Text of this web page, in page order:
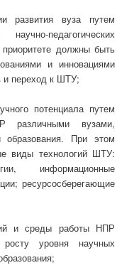
развития вуза путем
педагогических
должны быть
и инновациями
и переход к ШТУ;
потенциала путем
различными вузами,
образования. При этом
виды технологий ШТУ:
информационные
ресурсосберегающие
и среды работы НПР
росту уровня научных